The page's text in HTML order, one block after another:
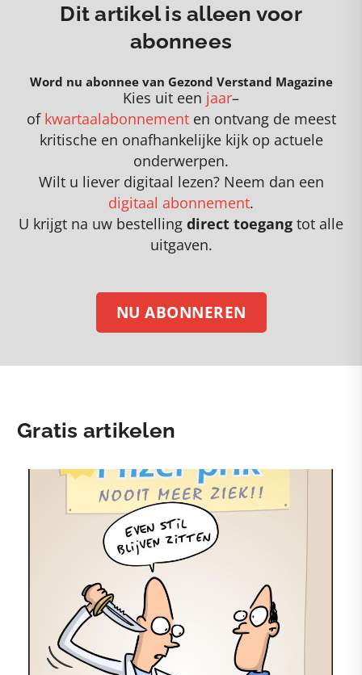
Dit artikel is alleen voor
abonnees
Word nu abonnee van Gezond Verstand Magazine
Kies uit een jaar–
of kwartaalabonnementen ontvang de meest
kritische en onafhankelijke kijk op actuele
onderwerpen.
Wilt u liever digitaal lezen? Neem dan een
digitaal abonnement.
U krijgt na uw bestelling direct toegang tot alle
uitgaven.
NU ABONNEREN
Gratis artikelen